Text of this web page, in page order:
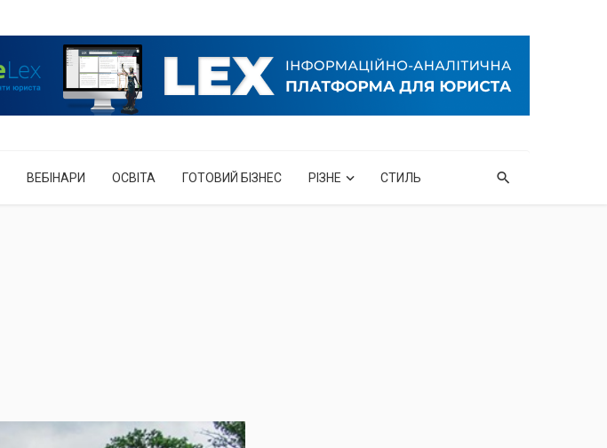
ВЕБІНАРИ ОСВІТА ГОТОВИЙ БІЗНЕС РІЗНЕ СТИЛЬ